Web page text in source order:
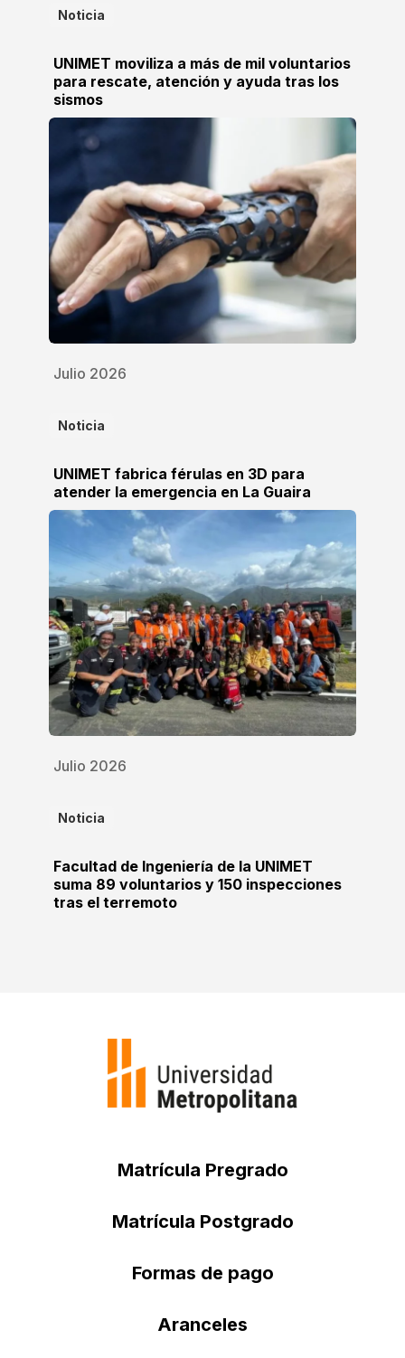
Noticia
UNIMET moviliza a más de mil voluntarios
para rescate, atención y ayuda tras los
sismos
Julio 2026
Noticia
UNIMET fabrica férulas en 3D para
atender la emergencia en La Guaira
Julio 2026
Noticia
Facultad de Ingeniería de la UNIMET
suma 89 voluntarios y 150 inspecciones
tras el terremoto
Matrícula Pregrado
Matrícula Postgrado
Formas de pago
Aranceles